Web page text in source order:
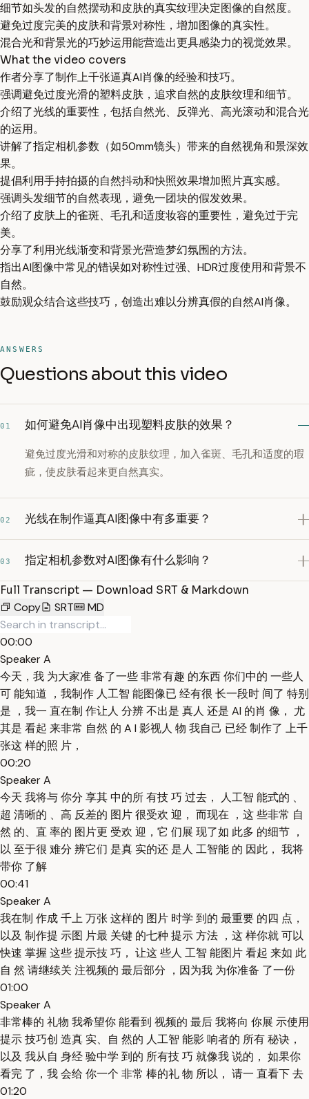
细节如头发的自然摆动和皮肤的真实纹理决定图像的自然度。
避免过度完美的皮肤和背景对称性，增加图像的真实性。
混合光和背景光的巧妙运用能营造出更具感染力的视觉效果。
What the video covers
作者分享了制作上千张逼真AI肖像的经验和技巧。
强调避免过度光滑的塑料皮肤，追求自然的皮肤纹理和细节。
介绍了光线的重要性，包括自然光、反弹光、高光滚动和混合光
的运用。
讲解了指定相机参数（如50mm镜头）带来的自然视角和景深效
果。
提倡利用手持拍摄的自然抖动和快照效果增加照片真实感。
强调头发细节的自然表现，避免一团块的假发效果。
介绍了皮肤上的雀斑、毛孔和适度妆容的重要性，避免过于完
美。
分享了利用光线渐变和背景光营造梦幻氛围的方法。
指出AI图像中常见的错误如对称性过强、HDR过度使用和背景不
自然。
鼓励观众结合这些技巧，创造出难以分辨真假的自然AI肖像。
ANSWERS
Questions about this video
01 如何避免AI肖像中出现塑料皮肤的效果？
避免过度光滑和对称的皮肤纹理，加入雀斑、毛孔和适度的瑕
疵，使皮肤看起来更自然真实。
02 光线在制作逼真AI图像中有多重要？
03 指定相机参数对AI图像有什么影响？
Full Transcript — Download SRT & Markdown
Copy
SRT MD
00:00
Speaker A
今天，我 为大家准 备了一些 非常有趣 的东西 你们中的 一些人
可 能知道 ，我制作 人工智 能图像已 经有很 长一段时 间了 特别
是 ，我一 直在制 作让人 分辨 不出是 真人 还是 AI 的肖 像， 尤
其是 看起 来非常 自然 的 A I 影视人 物 我自己 已经 制作了 上千
张这 样的照 片，
00:20
Speaker A
今天 我将与 你分 享其 中的所 有技 巧 过去， 人工智 能式的 、
超 清晰的 、高 反差的 图片 很受欢 迎， 而现在 ，这 些非常 自
然 的、直 率的 图片更 受欢 迎，它 们展 现了如 此多 的细节 ，
以 至于很 难分 辨它们 是真 实的还 是人 工智能 的 因此， 我将
带你 了解
00:41
Speaker A
我在制 作成 千上 万张 这样的 图片 时学 到的 最重要 的四 点，
以及 制作提 示图 片最 关键 的七种 提示 方法 ，这 样你就 可以
快速 掌握 这些 提示技 巧， 让这 些人 工智 能图片 看起 来如 此
自 然 请继续关 注视频的 最后部分 ，因为我 为你准备 了一份
01:00
Speaker A
非常棒的 礼物 我希望你 能看到 视频的 最后 我将向 你展 示使用
提示 技巧创 造真 实、自 然的 人工智 能影 响者的 所有 秘诀，
以及 我从自 身经 验中学 到的 所有技 巧 就像我 说的， 如果你
看完 了，我 会给 你一个 非常 棒的礼 物 所以， 请一 直看下 去
01:20